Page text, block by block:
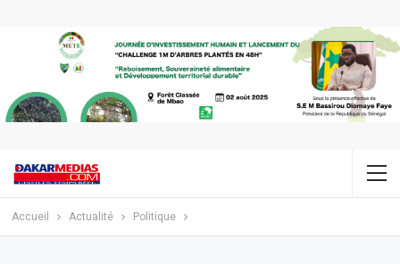
Accueil Actualité Politique